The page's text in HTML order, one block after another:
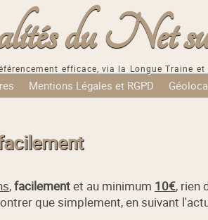
du Net sur
efficace, via la Longue Traine
Mentions Légales et RGPD
,facilementet au minimum 10€, rien
que simplement, en suivant